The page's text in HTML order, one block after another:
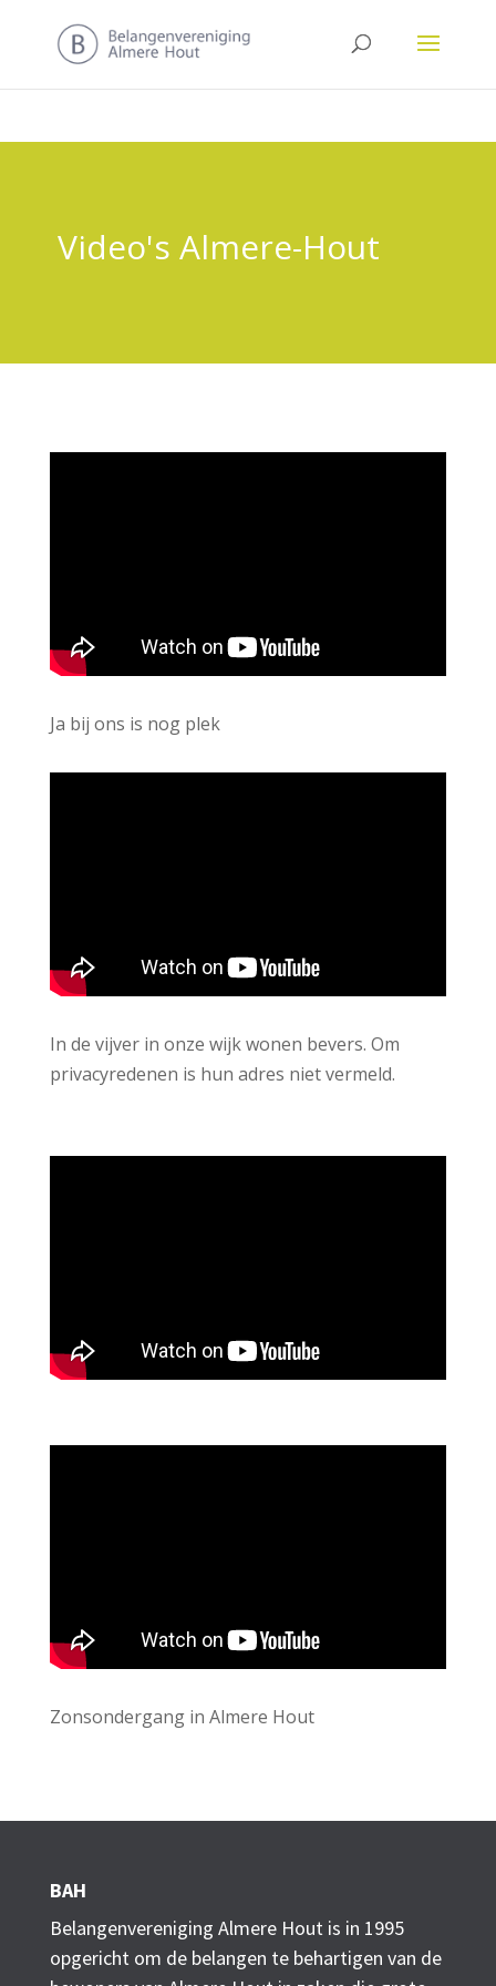
Video's Almere-Hout
Ja bij ons is nog plek
In de vijver in onze wijk wonen bevers. Om
privacyredenen is hun adres niet vermeld.
Zonsondergang in Almere Hout
BAH
Belangenvereniging Almere Hout is in 1995
opgericht om de belangen te behartigen van de